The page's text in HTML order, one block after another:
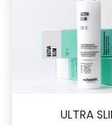
ULTRA